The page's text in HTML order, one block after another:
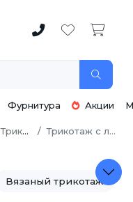
Фурнитура Акции
Трикотаж Трикотаж с люрексом
Вязаный трикотаж